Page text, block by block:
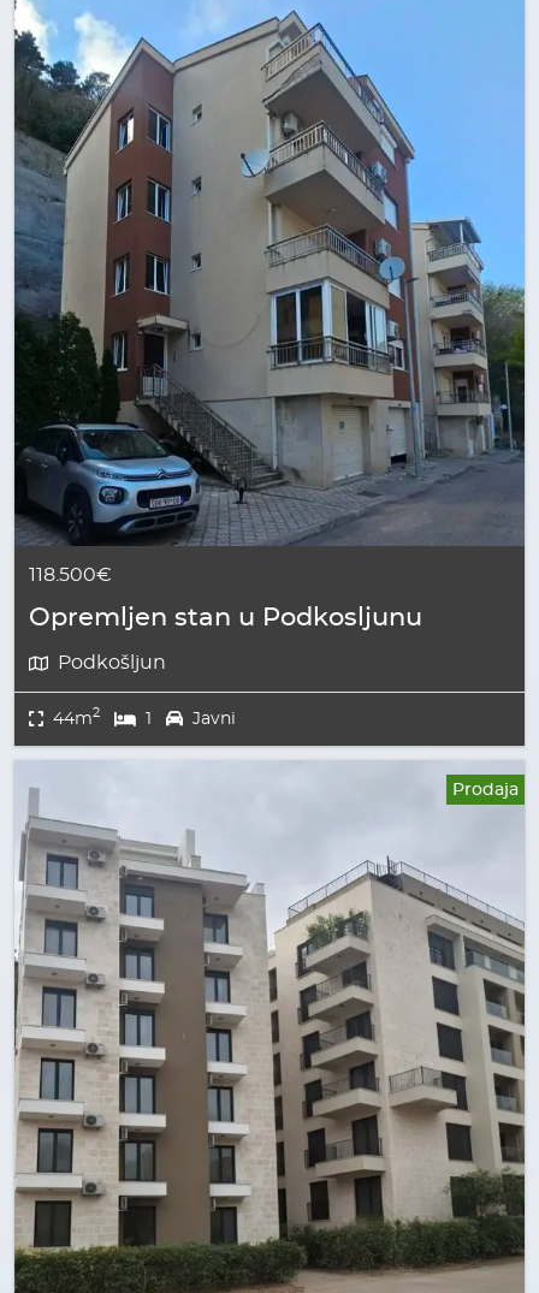
118.500€
Opremljen stan u Podkosljunu
Podkošljun
44m2 1 Javni
Prodaja